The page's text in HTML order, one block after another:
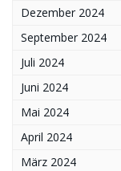
Dezember 2024
September 2024
Juli 2024
Juni 2024
Mai 2024
April 2024
März 2024